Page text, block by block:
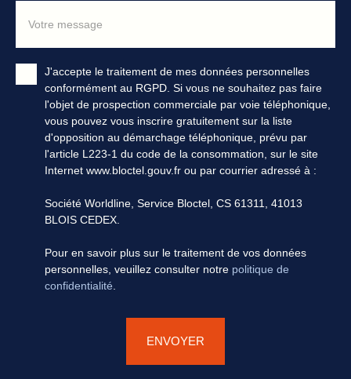
Votre message
J'accepte le traitement de mes données personnelles
conformément au RGPD. Si vous ne souhaitez pas faire
l'objet de prospection commerciale par voie téléphonique,
vous pouvez vous inscrire gratuitement sur la liste
d'opposition au démarchage téléphonique, prévu par
l'article L223-1 du code de la consommation, sur le site
Internet www.bloctel.gouv.fr ou par courrier adressé à :
Société Worldline, Service Bloctel, CS 61311, 41013
BLOIS CEDEX.
Pour en savoir plus sur le traitement de vos données
personnelles, veuillez consulter notre politique de
confidentialité.
ENVOYER